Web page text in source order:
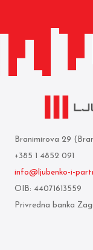
Branimirova 29
+385 1 4852 091
info@ljubenko-i-
OIB: 44071613559
Privredna banka